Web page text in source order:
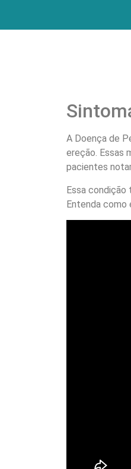
A Doença de
ereção. Essas
pacientes
Essa condição
Entenda como